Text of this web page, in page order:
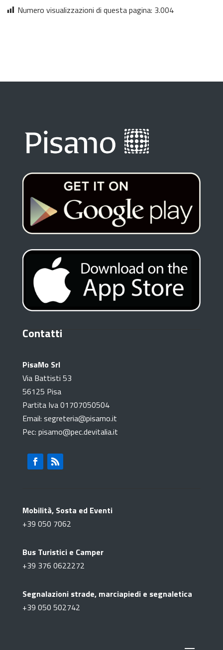
Numero visualizzazioni di questa pagina: 3.004
Contatti
PisaMo Srl
Via Battisti 53
56125 Pisa
Partita Iva 01707050504
Email: segreteria@pisamo.it
Pec: pisamo@pec.devitalia.it
Mobilità, Sosta ed Eventi
+39 050 7062
Bus Turistici e Camper
+39 376 0622272
Segnalazioni strade, marciapiedi e segnaletica
+39 050 502742